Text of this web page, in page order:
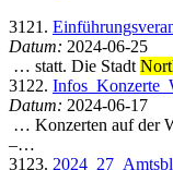
3121.
Datum: 2024-06-25
… statt. Die Stadt
3122.
Datum: 2024-06-17
… Konzerten auf der
–…
3123.